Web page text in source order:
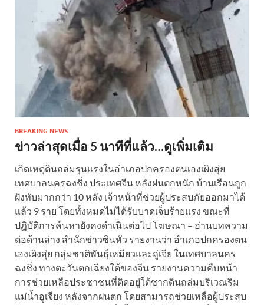
BREAKING NEWS
ข่าวล่าสุดเมื่อ 5 นาทีที่แล้ว…ดูเพิ่มเติม
เกิดเหตุดินถล่มรุนแรงในอำเภอปกครองตนเองเผิงสุ่ย
เทศบาลนครฉงชิ่ง ประเทศจีน หลังฝนตกหนัก บ้านเรือนถูก
ฝังทับมากกว่า 10 หลัง เจ้าหน้าที่ช่วยผู้ประสบภัยออกมาได้
แล้ว 9 ราย โดยทั้งหมดไม่ได้รับบาดเจ็บร้ายแรง ขณะที่
ปฏิบัติการค้นหายังคงดำเนินต่อไป โฆษณา – อ่านบทความ
ต่อด้านล่าง สำนักข่าวซินหัว รายงานว่า อำเภอปกครองตน
เองเผิงสุ่ย กลุ่มชาติพันธุ์เหมียวและถู่เจีย ในเทศบาลนคร
ฉงชิ่ง ทางตะวันตกเฉียงใต้ของจีน รายงานความคืบหน้า
การช่วยเหลือประชาชนที่ติดอยู่ใต้ซากดินถล่มบริเวณริม
แม่น้ำอูเจียง หลังจากฝนตก โดยสามารถช่วยเหลือผู้ประสบ